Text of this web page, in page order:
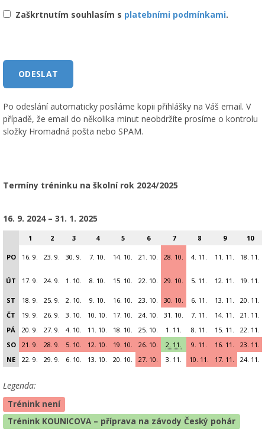
Zaškrtnutím souhlasím s platebními podmínkami.
Po odeslání automaticky posíláme kopii přihlášky na Váš email. V
případě, že email do několika minut neobdržíte prosíme o kontrolu
složky Hromadná pošta nebo SPAM.
Termíny tréninku na školní rok 2024/2025
16. 9. 2024 – 31. 1. 2025
1 2 3 4 5 6 7 8 9 10
PO 16. 9. 23. 9. 30. 9. 7. 10. 14. 10. 21. 10. 28. 10. 4. 11. 11. 11. 18. 11.
ÚT 17. 9. 24. 9. 1. 10. 8. 10. 15. 10. 22. 10. 29. 10. 5. 11. 12. 11. 19. 11.
ST 18. 9. 25. 9. 2. 10. 9. 10. 16. 10. 23. 10. 30. 10. 6. 11. 13. 11.
20. 11.
ČT
19. 9. 26. 9. 3. 10. 10. 10. 17. 10. 24. 10. 31. 10. 7. 11. 14. 11.
21. 11.
PÁ
20. 9. 27. 9. 4. 10. 11. 10. 18. 10. 25. 10. 1. 11. 8. 11. 15. 11.
22. 11.
SO
21. 9. 28. 9. 5. 10. 12. 10. 19. 10. 26. 10. 2. 11. 9. 11. 16. 11.
23. 11.
NE
22. 9. 29. 9. 6. 10. 13. 10. 20. 10. 27. 10. 3. 11. 10. 11. 17. 11. 24. 11.
Legenda:
Trénink není
Trénink KOUNICOVA – příprava na závody Český pohár